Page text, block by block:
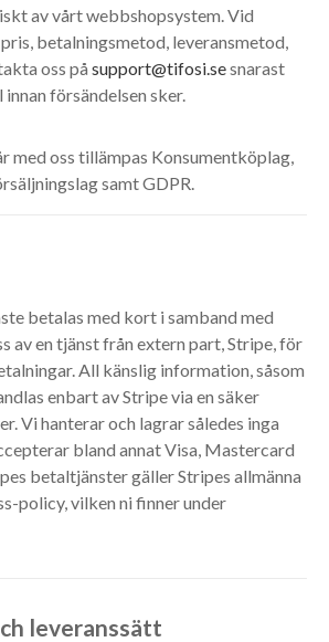
av vårt webbshopsystem. Vid
betalningsmetod, leveransmetod,
oss på support@tifosi.sesnarast
försändelsen sker.
med oss tillämpas Konsumentköplag,
samt GDPR.
betalas med kort i samband med
av en tjänst från extern part, Stripe, för
All känslig information, såsom
enbart av Stripe via en säker
Vi hanterar och lagrar således inga
bland annat Visa, Mastercard
betaltjänster gäller Stripes allmänna
policy, vilken ni finner under
leveranssätt